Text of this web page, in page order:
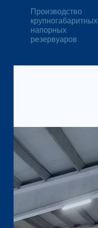
Производство
крупногабаритных
напорных
резервуаров